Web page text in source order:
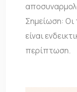
Σημείωση: Οι
είναι
περίπτωση.